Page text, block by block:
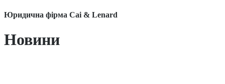
Юридична фірма Cai & Lenard
Новини